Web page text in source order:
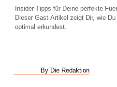
Insider-Tipps für Deine perfekte
Dieser Gast-Artikel zeigt Dir, wie
optimal erkundest.
By Die Redaktion